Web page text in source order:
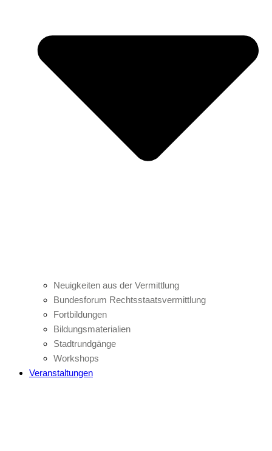
Neuigkeiten aus der Vermittlung
Bundesforum Rechtsstaatsvermittlung
Fortbildungen
Bildungsmaterialien
Stadtrundgänge
Workshops
Veranstaltungen